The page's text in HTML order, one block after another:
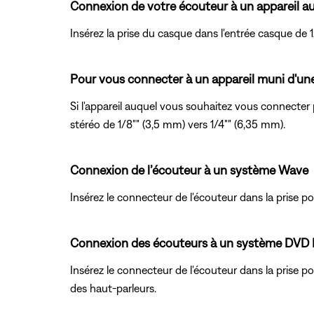
Connexion de votre écouteur à un appareil
Insérez la prise du casque dans l'entrée casque
Pour vous connecter à un appareil muni
Si l'appareil auquel vous souhaitez vous
stéréo de 1/8"" (3,5 mm) vers 1/4"" (6,35 mm).
Connexion de l’écouteur à un système Wave
Insérez le connecteur de l'écouteur dans la prise
Connexion des écouteurs à un système DVD
Insérez le connecteur de l'écouteur dans la prise
des haut-parleurs.